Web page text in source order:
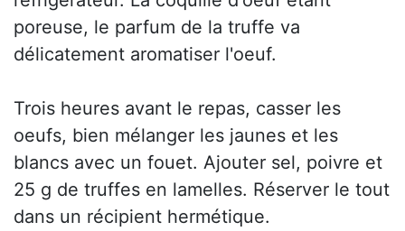
poreuse, le parfum de la truffe va
délicatement aromatiser l'oeuf.
Trois heures avant le repas, casser les
oeufs, bien mélanger les jaunes et les
blancs avec un fouet. Ajouter sel, poivre et
25 g de truffes en lamelles. Réserver le tout
dans un récipient hermétique.